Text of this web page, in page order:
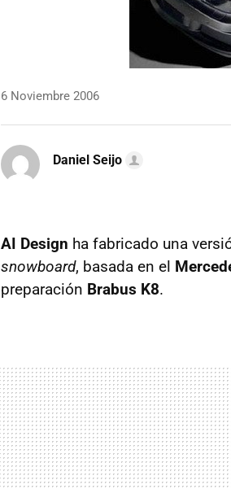
6 Noviembre 2006
Daniel Seijo
AI Design ha fabricado una
snowboard, basada en el
preparación Brabus K8.